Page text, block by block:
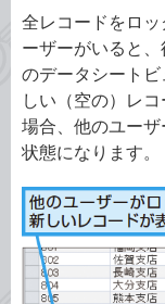
全レコードをロ
ーザーがいると
のデータシート
しい（空の）レ
場合、他のユー
状態になります。